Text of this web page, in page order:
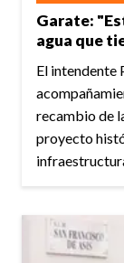
Garate:
agua que
El intendente
recambio de
proyecto